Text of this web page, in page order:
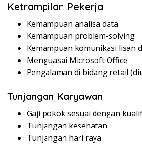
Ketrampilan Pekerja
Kemampuan analisa data
Kemampuan problem-solving
Kemampuan komunikasi lisan
Menguasai Microsoft Office
Pengalaman di bidang retail
Tunjangan Karyawan
Gaji pokok sesuai dengan
Tunjangan kesehatan
Tunjangan hari raya